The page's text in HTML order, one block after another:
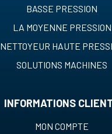
BASSE PRESSION
LA MOYENNE PRESSION
NETTOYEUR HAUTE
SOLUTIONS MACHINES
INFORMATIONS
MON COMPTE